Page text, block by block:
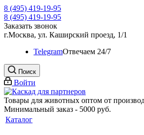
8 (495) 419-19-95
8 (495) 419-19-95
Заказать звонок
г.Москва, ул. Каширский проезд, 1/1
TelegramOтвечаем 24/7
Поиск
Войти
Товары для животных оптом от
Минимальный заказ - 5000 руб.
Каталог